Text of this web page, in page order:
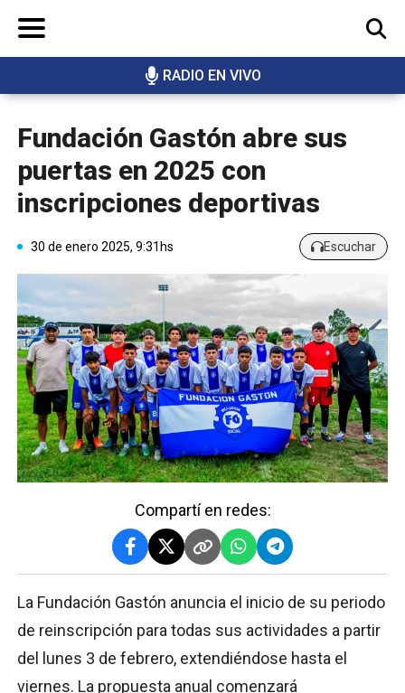
RADIO EN VIVO
BUSCAR
Fundación Gastón abre sus
puertas en 2025 con
inscripciones deportivas
30 de enero 2025, 9:31hs Escuchar
Compartí en redes:
La Fundación Gastón anuncia el inicio de su periodo
de reinscripción para todas sus actividades a partir
del lunes 3 de febrero, extendiéndose hasta el
viernes. La propuesta anual comenzará